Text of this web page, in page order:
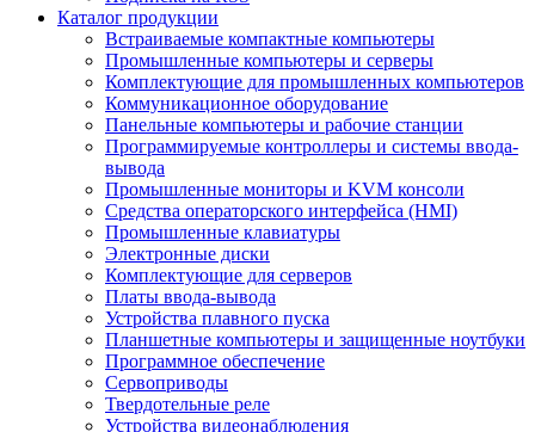
Каталог продукции
Встраиваемые компактные компьютеры
Промышленные компьютеры и серверы
Комплектующие для промышленных компьютеров
Коммуникационное оборудование
Панельные компьютеры и рабочие станции
Программируемые контроллеры и системы ввода-
вывода
Промышленные мониторы и KVM консоли
Средства операторского интерфейса (HMI)
Промышленные клавиатуры
Электронные диски
Комплектующие для серверов
Платы ввода-вывода
Устройства плавного пуска
Планшетные компьютеры и защищенные ноутбуки
Программное обеспечение
Сервоприводы
Твердотельные реле
Устройства видеонаблюдения